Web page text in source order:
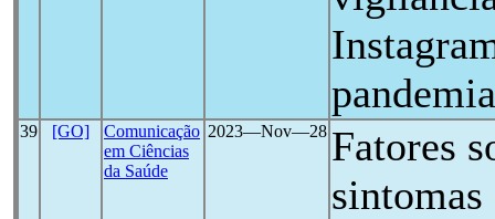
39 [GO]
Comunicação
em Ciências
da Saúde
2023―Nov―28 Fatores